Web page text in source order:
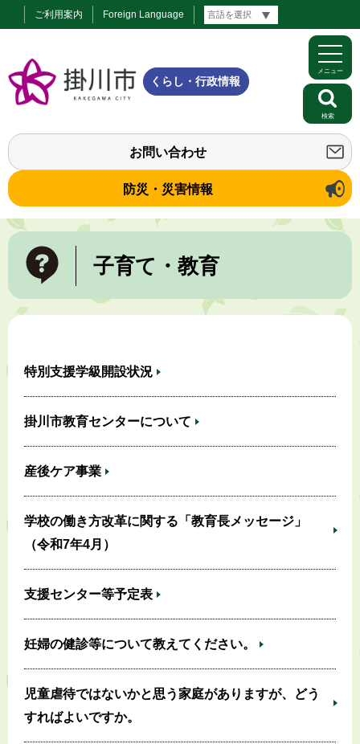
ご利用案内 Foreign Language
くらし・行政情報
お問い合わせ
防災・災害情報
メニュー
検索
子育て・教育
特別支援学級開設状況
掛川市教育センターについて
産後ケア事業
学校の働き方改革に関する「教育長メッセージ」
（令和7年4月）
支援センター等予定表
妊婦の健診等について教えてください。
児童虐待ではないかと思う家庭がありますが、どう
すればよいですか。